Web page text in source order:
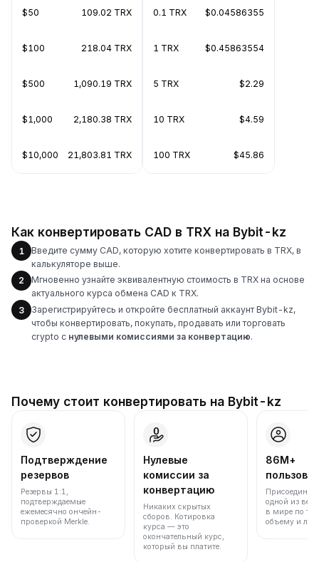
$50 109.02 TRX
$100 218.04 TRX
$500 1,090.19 TRX
$1,000 2,180.38 TRX
$10,000 21,803.81 TRX
0.1 TRX $0.04586355
1 TRX $0.45863554
5 TRX $2.29
10 TRX $4.59
100 TRX $45.86
Как конвертировать CAD в TRX на Bybit-kz
1
Введите сумму CAD, которую хотите конвертировать в TRX, в
калькуляторе выше.
2
Мгновенно узнайте эквивалентную стоимость в TRX на основе
актуального курса обмена CAD к TRX.
3
Зарегистрируйтесь и откройте бесплатный аккаунт Bybit-kz,
чтобы конвертировать, покупать, продавать или торговать
crypto с нулевыми комиссиями за конвертацию.
Почему стоит конвертировать на Bybit-kz
Подтверждение
резервов
Резервы 1:1,
подтверждаемые
ежемесячно ончейн-
проверкой Merkle.
Нулевые
комиссии за
конвертацию
Никаких скрытых
сборов. Котировка
курса — это
окончательный курс,
который вы платите.
86M+
одной из
в мире по
объему и